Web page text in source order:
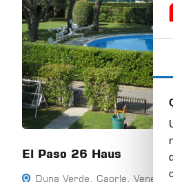
El Paso 26 Haus
Duna Verde, Caorle,